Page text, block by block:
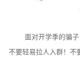
面对开学季的骗
不要轻易拉人入群！不